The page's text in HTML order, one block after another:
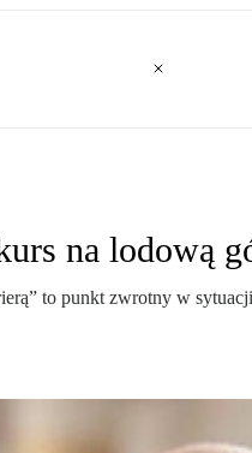
na lodową
to punkt zwrotny w